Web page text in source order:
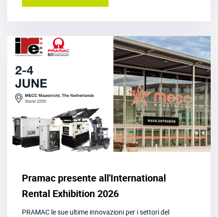
Pramac presente all'International
Rental Exhibition 2026
PRAMAC le sue ultime innovazioni per i settori del